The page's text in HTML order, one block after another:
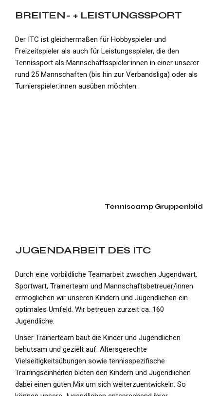
BREITEN- + LEISTUNGSSPORT
Der ITC ist gleichermaßen für Hobbyspieler und
Freizeitspieler als auch für Leistungsspieler, die den
Tennissport als Mannschaftsspieler:innen in einer unserer
rund 25 Mannschaften (bis hin zur Verbandsliga) oder als
Turnierspieler:innen ausüben möchten.
Tenniscamp Gruppenbild
JUGENDARBEIT DES ITC
Durch eine vorbildliche Teamarbeit zwischen Jugendwart,
Sportwart, Trainerteam und Mannschafts­betreuer/innen
ermöglichen wir unseren Kindern und Jugend­lichen ein
optimales Umfeld. Wir betreuen zurzeit ca. 160
Jugendliche.
Unser Trainerteam baut die Kinder und Jugendlichen
behutsam und gezielt auf. Altersgerechte
Vielseitigkeitsübungen sowie tennisspezifi­sche
Trainingseinheiten bieten den Kindern und Jugendlichen
dabei einen guten Mix um sich weiterzuentwickeln. So